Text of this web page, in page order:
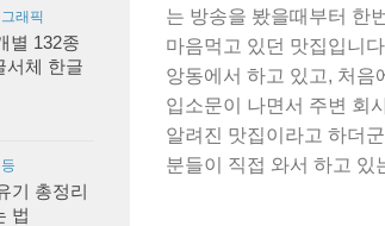
는 방송을 봤을때부터 한
마음먹고 있던 맛집입니
앙동에서 하고 있고, 처음
입소문이 나면서 주변 회
알려진 맛집이라고 하더
분들이 직접 와서 하고 있
래픽
별 132종
서체 한글
기 총정리
법